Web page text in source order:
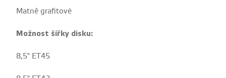
Matně grafitové
Možnost šířky disku:
8,5" ET45